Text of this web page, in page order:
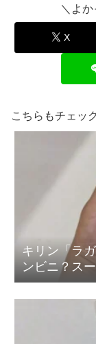
＼よ
X
こちらもチェック
キリン「ラ
ンビニ？ス